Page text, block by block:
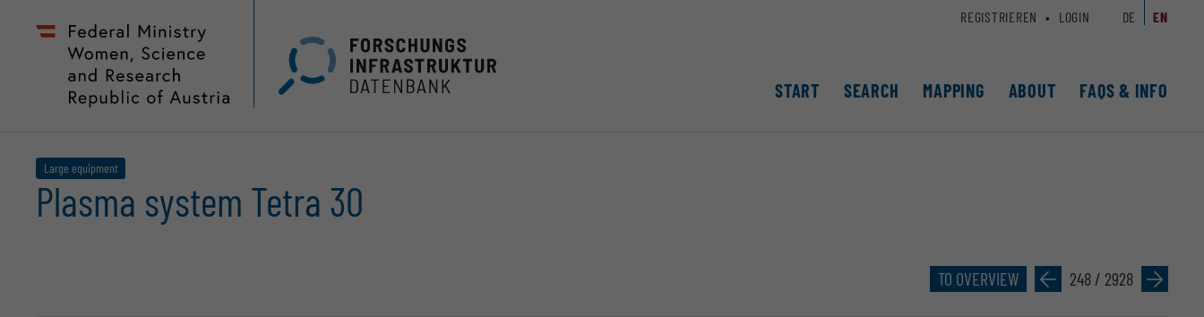
Zum
Seiteninhalt
Accesskey
Hauptnavigation
Accesskey
START SEARCH MAPPING ABOUT FAQS & INFO
REGISTRIEREN LOGIN DE EN
Large equipment
Plasma system Tetra 30
TO OVERVIEW » 248 / 2928 »